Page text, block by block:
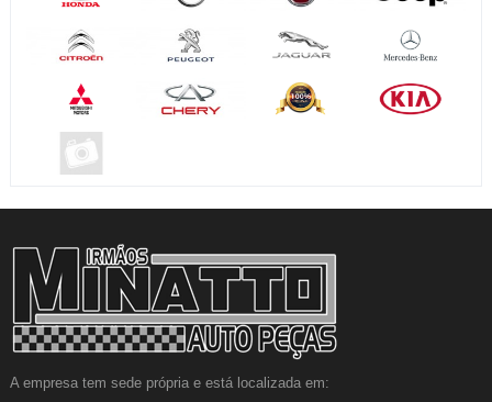
A empresa tem sede própria e está localizada em: